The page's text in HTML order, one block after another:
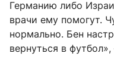
Германию либо
врачи ему помогут.
нормально. Бен
вернуться в